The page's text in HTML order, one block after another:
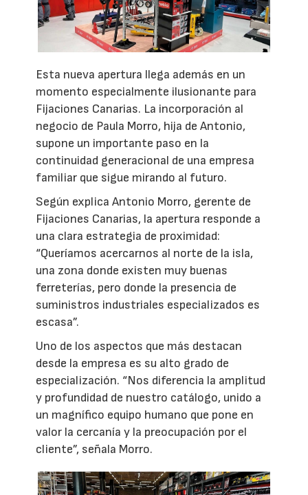
Esta nueva apertura llega además en un
momento especialmente ilusionante para
Fijaciones Canarias. La incorporación al
negocio de Paula Morro, hija de Antonio,
supone un importante paso en la
continuidad generacional de una empresa
familiar que sigue mirando al futuro.
Según explica Antonio Morro, gerente de
Fijaciones Canarias, la apertura responde a
una clara estrategia de proximidad:
“Queríamos acercarnos al norte de la isla,
una zona donde existen muy buenas
ferreterías, pero donde la presencia de
suministros industriales especializados es
escasa”.
Uno de los aspectos que más destacan
desde la empresa es su alto grado de
especialización. “Nos diferencia la amplitud
y profundidad de nuestro catálogo, unido a
un magnífico equipo humano que pone en
valor la cercanía y la preocupación por el
cliente”, señala Morro.